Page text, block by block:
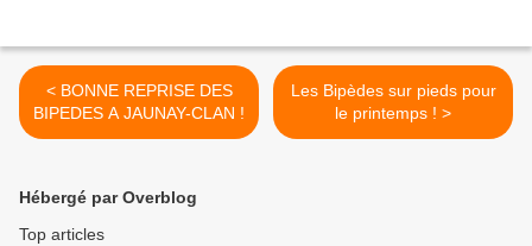
< BONNE REPRISE DES
BIPEDES A JAUNAY-CLAN !
Les Bipèdes sur pieds pour
le printemps ! >
Hébergé par Overblog
Top articles